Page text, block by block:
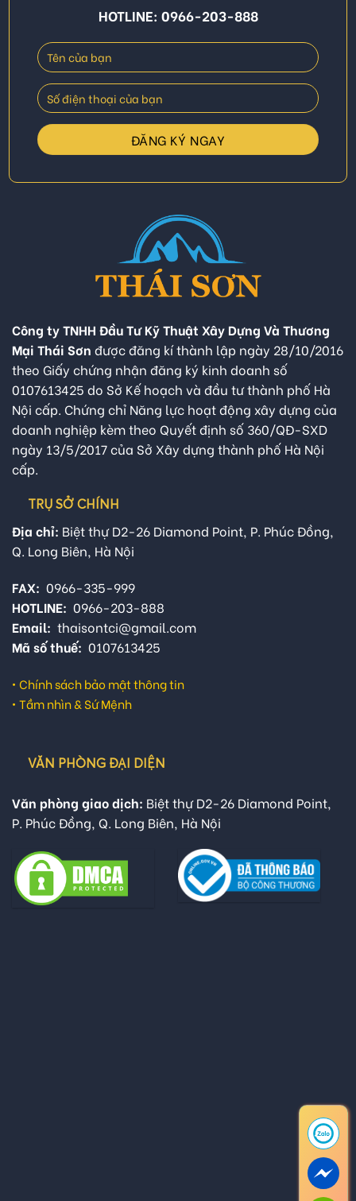
HOTLINE: 0966-203-888
Công ty TNHH Đầu Tư Kỹ Thuật Xây Dựng Và Thương
Mại Thái Sơn được đăng kí thành lập ngày 28/10/2016
theo Giấy chứng nhận đăng ký kinh doanh số
0107613425 do Sở Kế hoạch và đầu tư thành phố Hà
Nội cấp. Chứng chỉ Năng lực hoạt động xây dựng của
doanh nghiệp kèm theo Quyết định số 360/QĐ-SXD
ngày 13/5/2017 của Sở Xây dựng thành phố Hà Nội
cấp.
TRỤ SỞ CHÍNH
Địa chỉ: Biệt thự D2-26 Diamond Point, P. Phúc Đồng,
Q. Long Biên, Hà Nội
FAX: 0966-335-999
HOTLINE: 0966-203-888
Email: thaisontci@gmail.com
Mã số thuế: 0107613425
• Chính sách bảo mật thông tin
• Tầm nhìn & Sứ Mệnh
VĂN PHÒNG ĐẠI DIỆN
Văn phòng giao dịch: Biệt thự D2-26 Diamond Point,
P. Phúc Đồng, Q. Long Biên, Hà Nội